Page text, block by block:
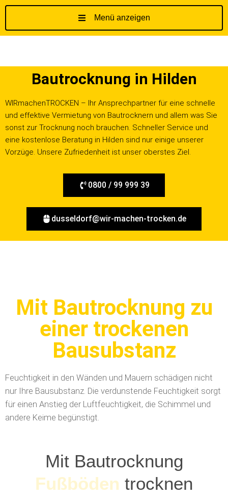
a
l
t
s
p
Menü anzeigen
Bautrocknung in Hilden
WIRmachenTROCKEN – Ihr Ansprechpartner für eine schnelle
und effektive Vermietung von Bautrocknern und allem was Sie
sonst zur Trocknung noch brauchen. Schneller Service und
eine kostenlose Beratung in Hilden sind nur einige unserer
Vorzüge. Unsere Zufriedenheit ist unser oberstes Ziel.
0800 / 99 999 39
dusseldorf@wir-machen-trocken.de
Mit Bautrocknung zu
einer trockenen
Bausubstanz
Feuchtigkeit in den Wänden und Mauern schädigen nicht
nur Ihre Bausubstanz. Die verdunstende Feuchtigkeit sorgt
für einen Anstieg der Luftfeuchtigkeit, die Schimmel und
andere Keime begünstigt.
Mit Bautrocknung
Fußböden trocknen